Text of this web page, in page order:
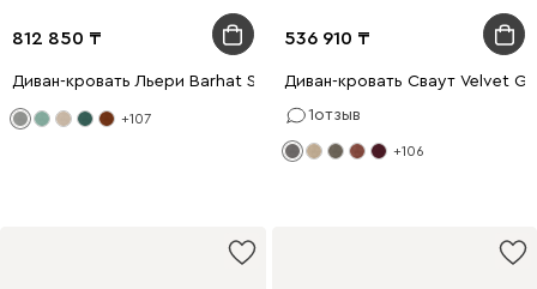
812 850
Диван-кровать Льери Barhat Silver
+107
536 910
Диван-кровать Сваут Velvet
1отзыв
+106